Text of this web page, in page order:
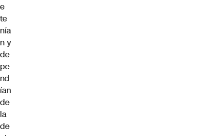
e
te
nía
n y
de
pe
nd
ían
de
la
de